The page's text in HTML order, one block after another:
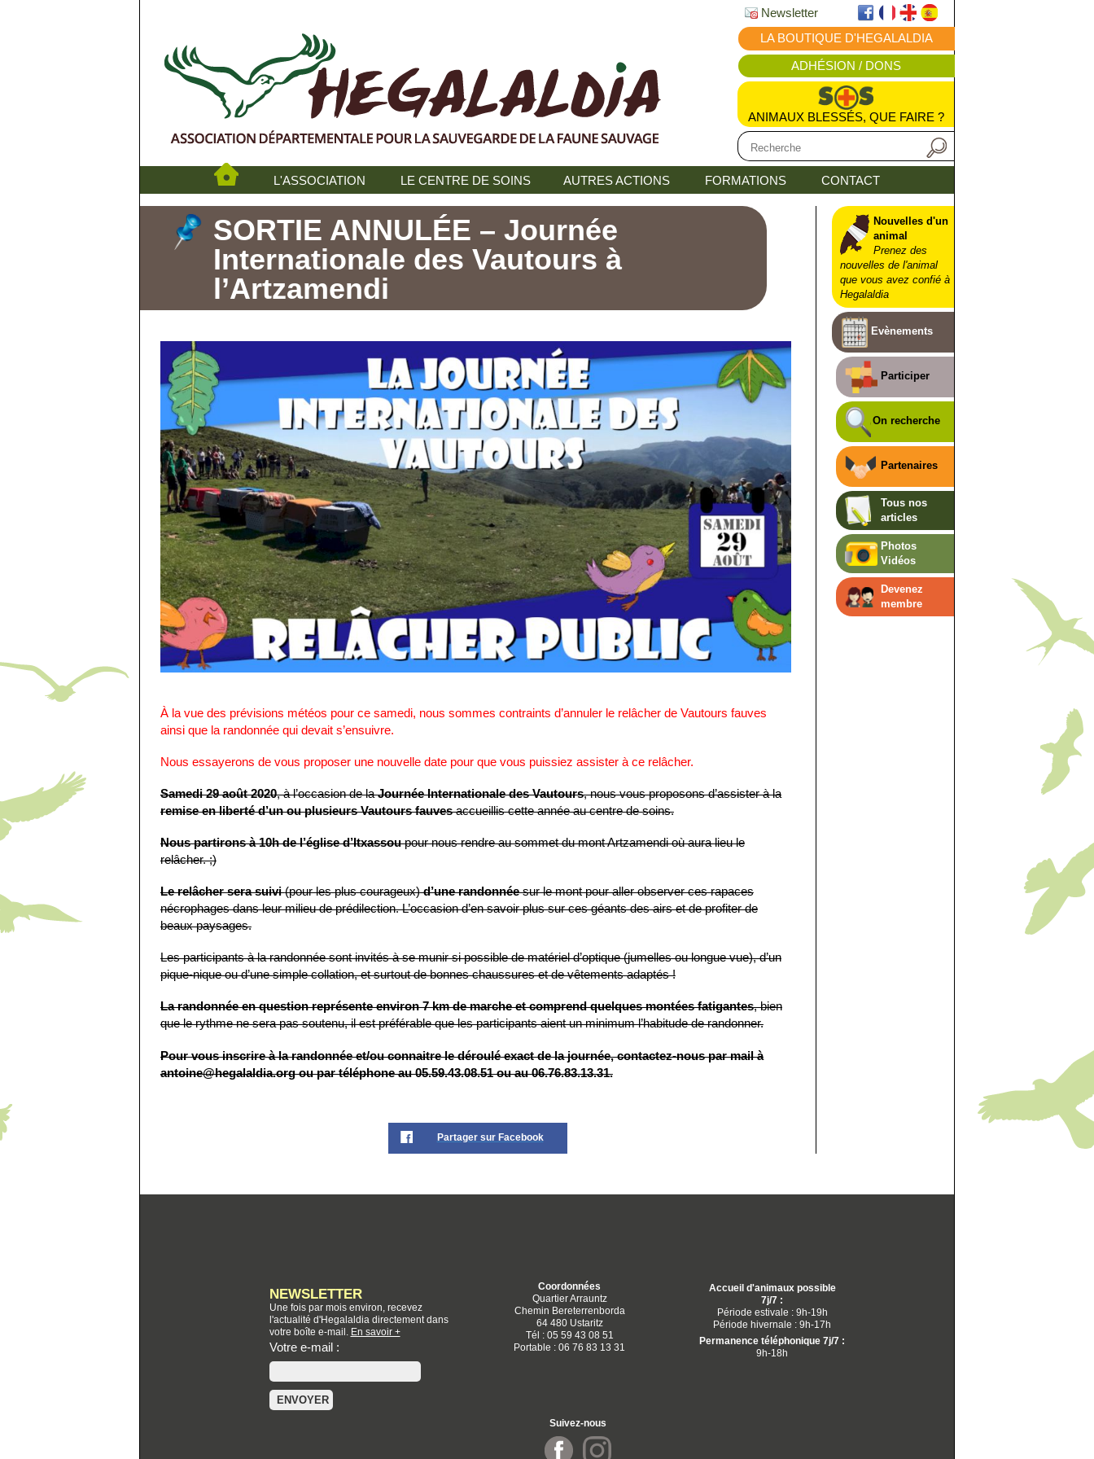
Newsletter
LA BOUTIQUE D'HEGALALDIA
ADHÉSION / DONS
ANIMAUX BLESSÉS, QUE FAIRE ?
L'ASSOCIATION LE CENTRE DE SOINS AUTRES ACTIONS FORMATIONS CONTACT
SORTIE ANNULÉE – Journée
Internationale des Vautours à
l’Artzamendi
À la vue des prévisions météos pour ce samedi, nous sommes contraints d’annuler le relâcher de Vautours fauves
ainsi que la randonnée qui devait s’ensuivre.
Nous essayerons de vous proposer une nouvelle date pour que vous puissiez assister à ce relâcher.
Samedi 29 août 2020, à l’occasion de laJournée Internationale des Vautours, nous vous proposons d’assister à la
remise en liberté d’un ou plusieurs Vautours fauvesaccueillis cette année au centre de soins.
Nous partirons à 10h de l’église d’Itxassoupour nous rendre au sommet du mont Artzamendi où aura lieu le
relâcher. ;)
Le relâcher sera suivi(pour les plus courageux)d’une randonnéesur le mont pour aller observer ces rapaces
nécrophages dans leur milieu de prédilection. L’occasion d’en savoir plus sur ces géants des airs et de profiter de
beaux paysages.
Les participants à la randonnée sont invités à se munir si possible de matériel d’optique (jumelles ou longue vue), d’un
pique-nique ou d’une simple collation, et surtout de bonnes chaussures et de vêtements adaptés !
La randonnée en question représente environ 7 km de marche et comprend quelques montées fatigantes, bien
que le rythme ne sera pas soutenu, il est préférable que les participants aient un minimum l’habitude de randonner.
Pour vous inscrire à la randonnée et/ou connaitre le déroulé exact de la journée, contactez-nous par mail à
antoine@hegalaldia.org ou par téléphone au 05.59.43.08.51 ou au 06.76.83.13.31.
Partager sur Facebook
Nouvelles d'un
animal
Prenez des
nouvelles de l'animal
que vous avez confié à
Hegalaldia
Evènements
Participer
On recherche
Partenaires
Tous nos
articles
Photos
Vidéos
Devenez
membre
NEWSLETTER
Une fois par mois environ, recevez
l'actualité d'Hegalaldia directement dans
votre boîte e-mail.
En savoir +
Votre e-mail :
Coordonnées
Quartier Arrauntz
Chemin Bereterrenborda
64 480 Ustaritz
Tél : 05 59 43 08 51
Portable : 06 76 83 13 31
Accueil d'animaux possible
7j/7 :
Période estivale : 9h-19h
Période hivernale : 9h-17h
Permanence téléphonique 7j/7 :
9h-18h
Suivez-nous